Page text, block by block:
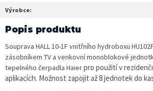
Výrobce:
Popis produktu
Souprava HALL 10-1F vnitřního hydroboxu
zásobníkem TV a venkovní monoblokové
tepelného čerpadla Haierpro použití v
aplikacích. Možnost zapojit až 8 jednotek do